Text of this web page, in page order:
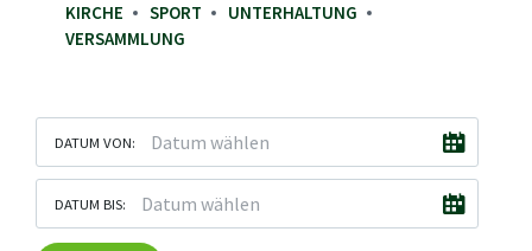
KIRCHE
SPORT
UNTERHALTUNG
VERSAMMLUNG
DATUM VON:
DATUM BIS: